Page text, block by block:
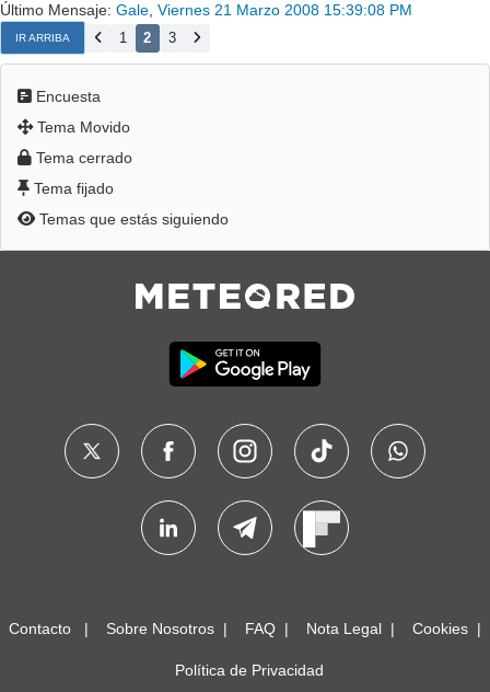
Último Mensaje: Gale, Viernes 21 Marzo 2008 15:39:08 PM
IR ARRIBA 1 2 3
Encuesta
Tema Movido
Tema cerrado
Tema fijado
Temas que estás siguiendo
Contacto Sobre Nosotros FAQ Nota Legal Cookies
Política de Privacidad